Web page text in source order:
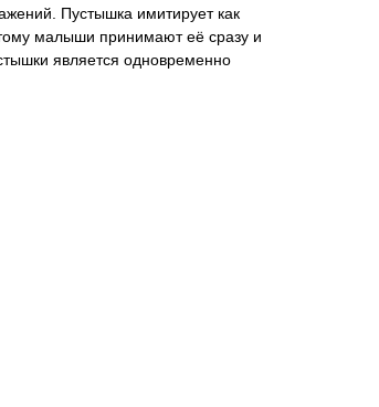
Пустышка имитирует как
малыши принимают её сразу и
является одновременно